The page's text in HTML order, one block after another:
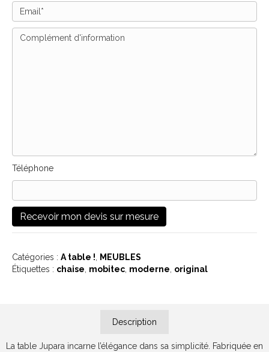
Téléphone
Catégories : A table !
MEUBLES
Étiquettes : chaise mobitec moderne original
Description
La table Jupara incarne l’élégance dans sa simplicité. Fabriquée en